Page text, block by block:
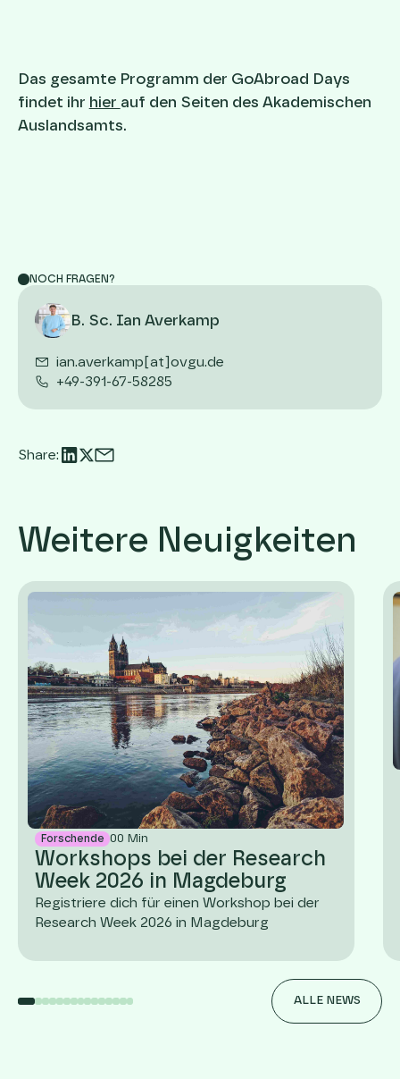
NOCH FRAGEN?
B. Sc. Ian Averkamp
ian.averkamp[at]ovgu.de
+49-391-67-58285
Share:
Das gesamte Programm der GoAbroad Days
findet ihr hier auf den Seiten des Akademischen
Auslandsamts.
Weitere Neuigkeiten
Forschende 00 Min
Workshops bei der Research
Week 2026 in Magdeburg
Registriere dich für einen Workshop bei der
Research Week 2026 in Magdeburg
ALLE NEWS